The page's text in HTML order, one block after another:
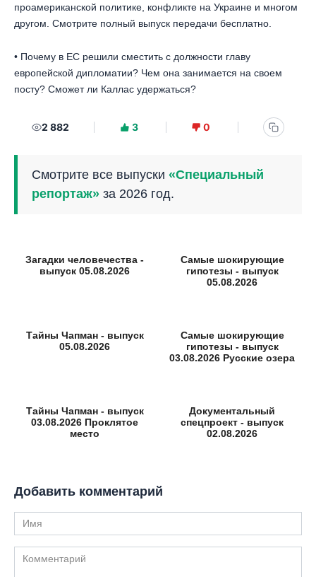
проамериканской политике, конфликте на Украине и многом
другом. Смотрите полный выпуск передачи бесплатно.
• Почему в ЕС решили сместить с должности главу
европейской дипломатии? Чем она занимается на своем
посту? Сможет ли Каллас удержаться?
2 882 3 0
Смотрите все выпуски «Специальный
репортаж» за 2026 год.
Загадки человечества -
выпуск 05.08.2026
Самые шокирующие
гипотезы - выпуск
05.08.2026
Тайны Чапман - выпуск
05.08.2026
Самые шокирующие
гипотезы - выпуск
03.08.2026 Русские озера
Тайны Чапман - выпуск
03.08.2026 Проклятое
место
Документальный
спецпроект - выпуск
02.08.2026
Добавить комментарий
Имя
Комментарий